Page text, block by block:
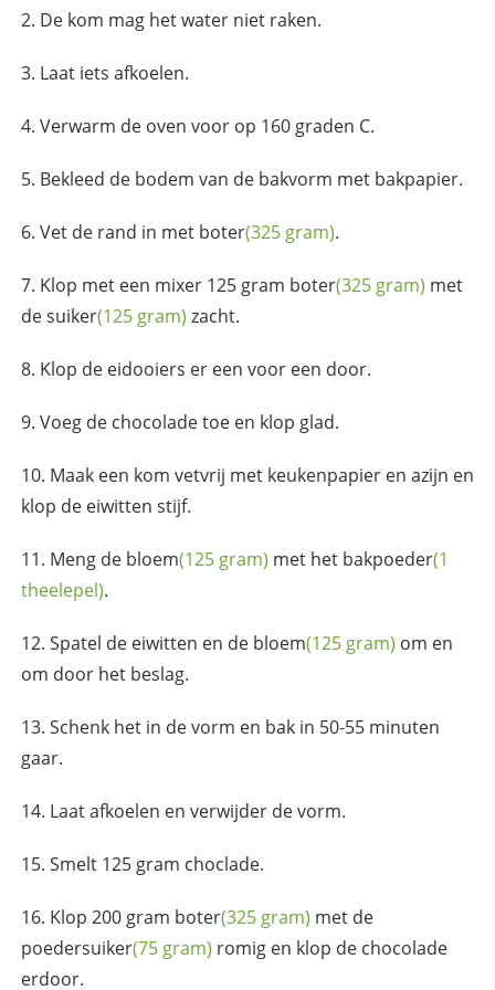
De kom mag het water niet raken.
Laat iets afkoelen.
Verwarm de oven voor op 160 graden C.
Bekleed de bodem van de bakvorm met bakpapier.
Vet de rand in met boter(325 gram).
Klop met een mixer 125 gram boter(325 gram) met
desuiker(125 gram) zacht.
Klop de eidooiers er een voor een door.
Voeg de chocolade toe en klop glad.
Maak een kom vetvrij met keukenpapier en azijn en
klop de eiwitten stijf.
Meng de bloem(125 gram) met het bakpoeder(1
theelepel).
Spatel de eiwitten en de bloem(125 gram) om en
om door het beslag.
Schenk het in de vorm en bak in 50-55 minuten
gaar.
Laat afkoelen en verwijder de vorm.
Smelt 125 gram choclade.
Klop 200 gram boter(325 gram) met de
poedersuiker(75 gram) romig en klop de chocolade
erdoor.